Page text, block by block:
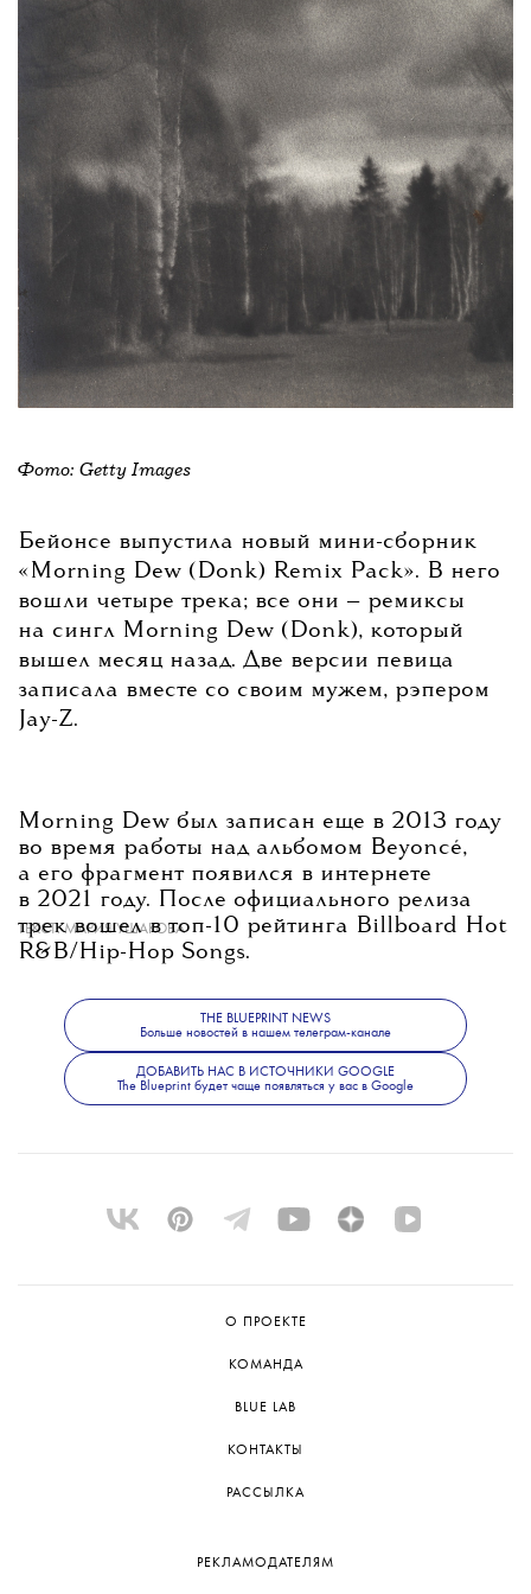
Фото: Getty Images
Бейонсе выпустила новый мини-сборник
«Morning Dew (Donk) Remix Pack». В него
вошли четыре трека; все они — ремиксы
на сингл Morning Dew (Donk), который
вышел месяц назад. Две версии певица
записала вместе со своим мужем, рэпером
Jay-Z.
Morning Dew был записан еще в 2013 году
во время работы над альбомом Beyoncé,
а его фрагмент появился в интернете
в 2021 году. После официального релиза
трек вошел в топ-10 рейтинга Billboard Hot
R&B/Hip-Hop Songs.
ТЕКСТ:МАРИЯ УШАКОВА
THE BLUEPRINT NEWS
Больше новостей в нашем телеграм-канале
ДОБАВИТЬ НАС В ИСТОЧНИКИ GOOGLE
The Blueprint будет чаще появляться у вас в Google
О ПРОЕКТЕ
КОМАНДА
BLUE LAB
КОНТАКТЫ
РАССЫЛКА
РЕКЛАМОДАТЕЛЯМ